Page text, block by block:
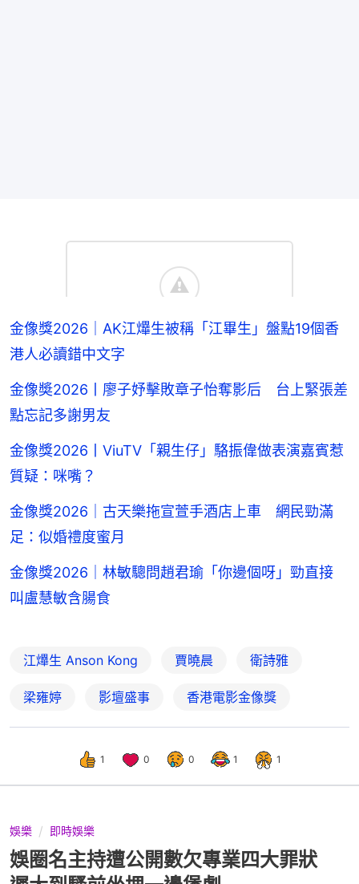
金像獎2026｜AK江𤒹生被稱「江畢生」盤點19個香
港人必讀錯中文字
金像奬2026丨廖子妤擊敗章子怡奪影后 台上緊張差
點忘記多謝男友
金像獎2026丨ViuTV「親生仔」駱振偉做表演嘉賓惹
質疑：咪嘴？
金像獎2026｜古天樂拖宣萱手酒店上車 網民勁滿
足：似婚禮度蜜月
金像獎2026｜林敏驄問趙君瑜「你邊個呀」勁直接
叫盧慧敏含腸食
江𤒹生 Anson Kong 賈曉晨 衛詩雅
梁雍婷 影壇盛事 香港電影金像獎
1 0 0 1 1
娛樂 即時娛樂
娛圈名主持遭公開數欠專業四大罪狀